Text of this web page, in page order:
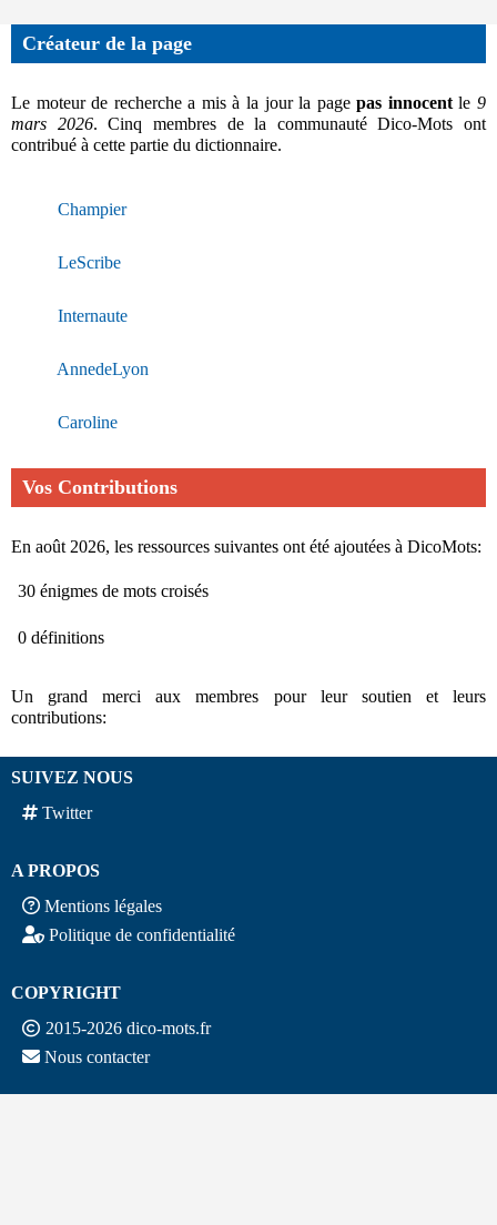
Créateur de la page
Le moteur de recherche a mis à la jour la pagepas innocentle9
mars 2026. Cinq membres de la communauté Dico-Mots ont
contribué à cette partie du dictionnaire.
Champier
LeScribe
Internaute
AnnedeLyon
Caroline
Vos Contributions
En août 2026, les ressources suivantes ont été ajoutées à DicoMots:
30 énigmes de mots croisés
0 définitions
Un grand merci aux membres pour leur soutien et leurs
contributions:
SUIVEZ NOUS
Twitter
A PROPOS
Mentions légales
Politique de confidentialité
COPYRIGHT
2015-2026 dico-mots.fr
Nous contacter